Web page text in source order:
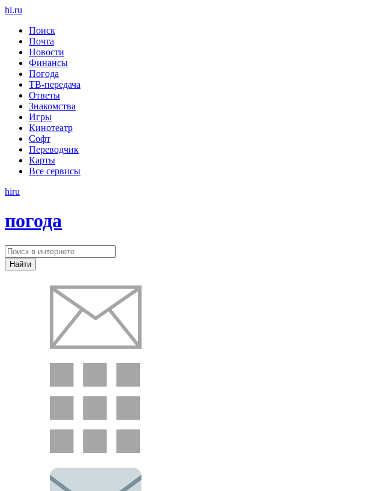
hi.ru
Поиск
Почта
Новости
Финансы
Погода
ТВ-передача
Ответы
Знакомства
Игры
Кинотеатр
Софт
Переводчик
Карты
Все сервисы
hiru
погода
Найти